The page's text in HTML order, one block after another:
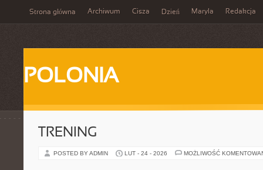
Strona główna Archiwum Cisza Dzień Maryla Redakcja
POLONIA
TRENING
POSTED BY ADMIN LUT - 24 - 2026 MOŻLIWOŚĆ